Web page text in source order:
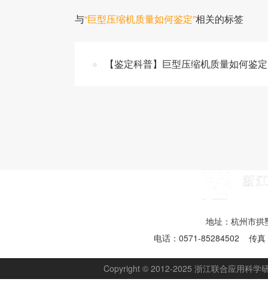
与“巨型压缩机质量如何鉴定”相关的标签
【鉴定科普】巨型压缩机质量如何鉴
地址：杭州市拱
电话：0571-85284502 传
Copyright © 2012-2025 浙江联合应用科